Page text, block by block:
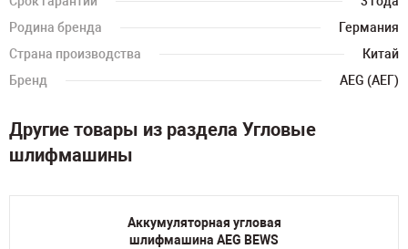
Родина бренда
Германия
Страна производства
Китай
Бренд
AEG (АЕГ)
Другие товары из раздела Угловые
шлифмашины
Аккумуляторная угловая
шлифмашина AEG BEWS